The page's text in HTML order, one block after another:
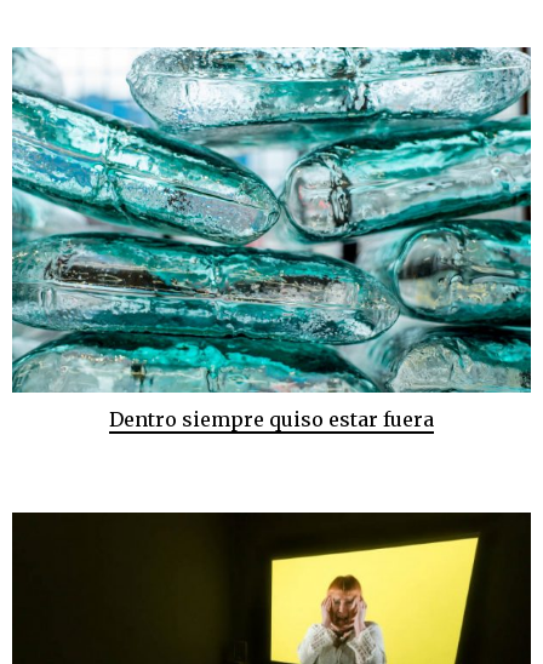
Dentro siempre quiso estar fuera